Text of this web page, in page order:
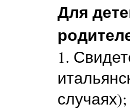
Для
1.
случаях);